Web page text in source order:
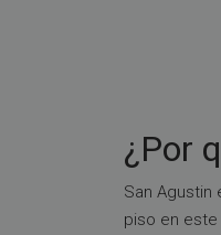
¿Por
San
piso en este